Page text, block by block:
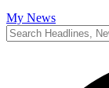
My News